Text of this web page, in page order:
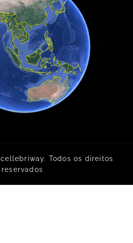
Todos os direitos
reservados